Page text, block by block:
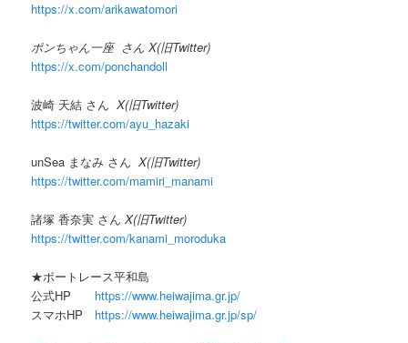
https://x.com/arikawatomori
ポンちゃん一座 さん X(旧Twitter)
https://x.com/ponchandoll
波崎 天結 さん X(旧Twitter)
https://twitter.com/ayu_hazaki
unSea まなみ さん X(旧Twitter)
https://twitter.com/mamiri_manami
諸塚 香奈実 さんX(旧Twitter)
https://twitter.com/kanami_moroduka
★ボートレース平和島
公式HP https://www.heiwajima.gr.jp/
スマホHP https://www.heiwajima.gr.jp/sp/